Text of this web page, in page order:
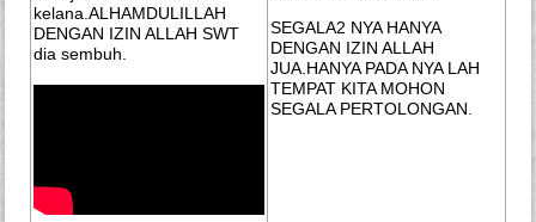
kelana.ALHAMDULILLAH
DENGAN IZIN ALLAH SWT
dia sembuh.
SEGALA2 NYA HANYA
DENGAN IZIN ALLAH
JUA.HANYA PADA NYA LAH
TEMPAT KITA MOHON
SEGALA PERTOLONGAN.